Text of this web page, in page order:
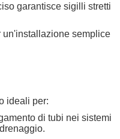
garantisce sigilli stretti
un'installazione semplice
ideali per:
di tubi nei sistemi